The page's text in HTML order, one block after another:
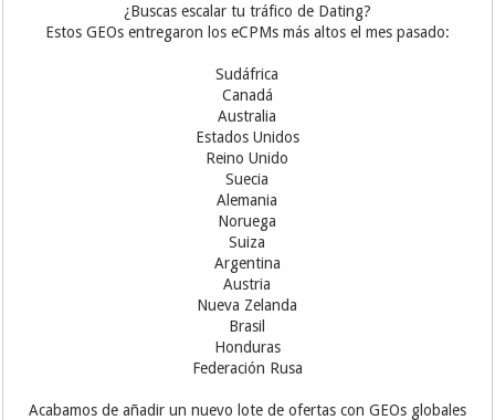
¿Buscas escalar tu tráfico de Dating?
Estos GEOs entregaron los eCPMs más altos el mes pasado:
Sudáfrica
Canadá
Australia
Estados Unidos
Reino Unido
Suecia
Alemania
Noruega
Suiza
Argentina
Austria
Nueva Zelanda
Brasil
Honduras
Federación Rusa
Acabamos de añadir un nuevo lote de ofertas con GEOs globales